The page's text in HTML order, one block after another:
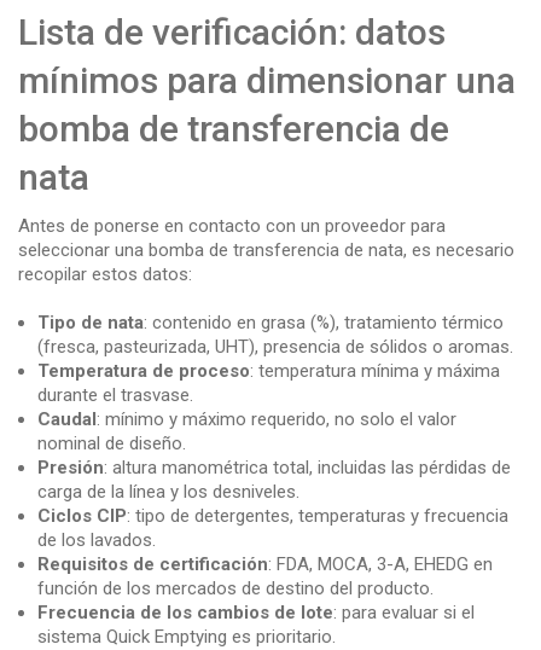
Lista de verificación: datos
mínimos para dimensionar una
bomba de transferencia de
nata
Antes de ponerse en contacto con un proveedor para
seleccionar una bomba de transferencia de nata, es necesario
recopilar estos datos:
Tipo de nata: contenido en grasa (%), tratamiento térmico
(fresca, pasteurizada, UHT), presencia de sólidos o aromas.
Temperatura de proceso: temperatura mínima y máxima
durante el trasvase.
Caudal: mínimo y máximo requerido, no solo el valor
nominal de diseño.
Presión: altura manométrica total, incluidas las pérdidas de
carga de la línea y los desniveles.
Ciclos CIP: tipo de detergentes, temperaturas y frecuencia
de los lavados.
Requisitos de certificación: FDA, MOCA, 3-A, EHEDG en
función de los mercados de destino del producto.
Frecuencia de los cambios de lote: para evaluar si el
sistema Quick Emptying es prioritario.